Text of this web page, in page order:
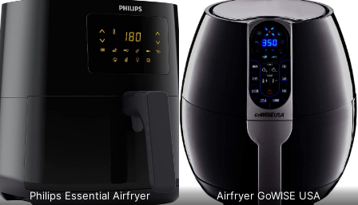
Philips Essential Airfryer Airfryer GoWISE USA